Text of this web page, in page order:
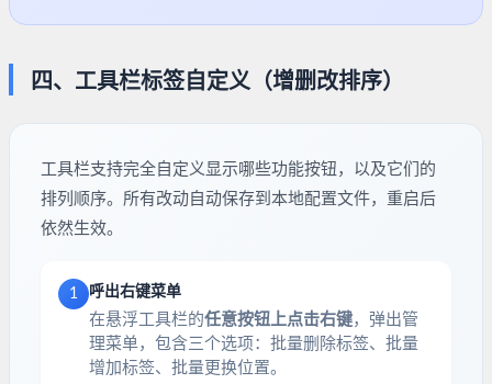
四、工具栏标签自定义（增删改排序）
工具栏支持完全自定义显示哪些功能按钮，以及它们的
排列顺序。所有改动自动保存到本地配置文件，重启后
依然生效。
1 呼出右键菜单
在悬浮工具栏的任意按钮上点击右键，弹出管
理菜单，包含三个选项：批量删除标签、批量
增加标签、批量更换位置。